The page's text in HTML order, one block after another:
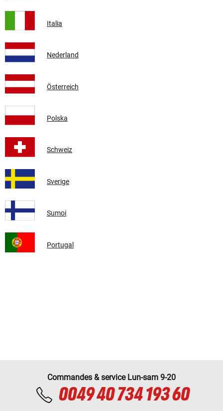
Italia
Nederland
Österreich
Polska
Schweiz
Sverige
Sumoi
Portugal
Commandes & service Lun-sam 9-20
0049 40 734 193 60